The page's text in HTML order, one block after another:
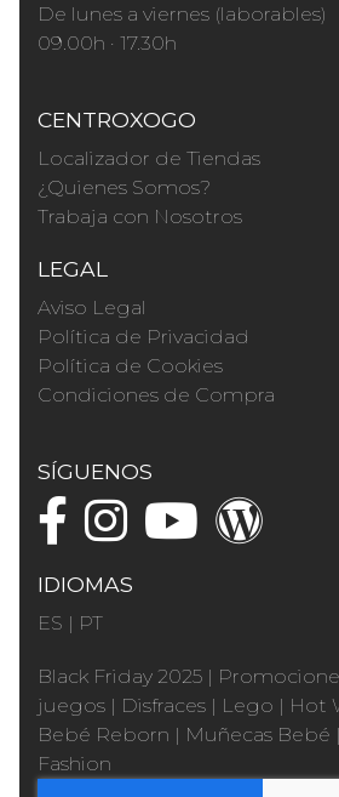
De lunes a viernes (laborables)
09.00h · 17.30h
CENTROXOGO
Localizador de Tiendas
¿Quienes Somos?
Trabaja con Nosotros
LEGAL
Aviso Legal
Política de Privacidad
Política de Cookies
Condiciones de Compra
SÍGUENOS
IDIOMAS
ES | PT
Black Friday 2025 |
juegos | Disfraces | Lego | Hot
Bebé Reborn | Muñecas Bebé |
Fashion